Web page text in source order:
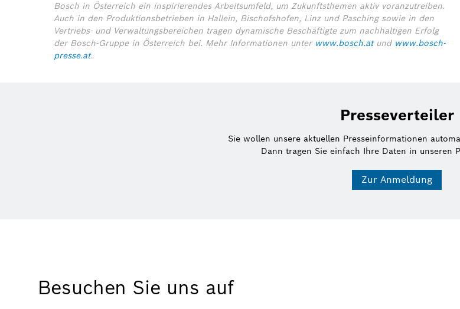
Bosch in Österreich ein inspirierendes Arbeitsumfeld, um Zukunftsthemen aktiv voranzutreiben.
Auch in den Produktionsbetrieben in Hallein, Bischofshofen, Linz und Pasching sowie in den
Vertriebs- und Verwaltungsbereichen tragen dynamische Beschäftigte zum nachhaltigen Erfolg
der Bosch-Gruppe in Österreich bei. Mehr Informationen unter www.bosch.atund www.bosch-
presse.at.
Presseverteiler
Sie wollen unsere aktuellen Presseinformationen
Dann tragen Sie einfach Ihre Daten in unseren
Zur Anmeldung
Besuchen Sie uns auf